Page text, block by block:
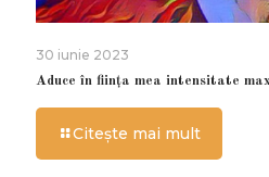
30 iunie 2023
Aduce în ființa mea intensitate
Citește mai mult